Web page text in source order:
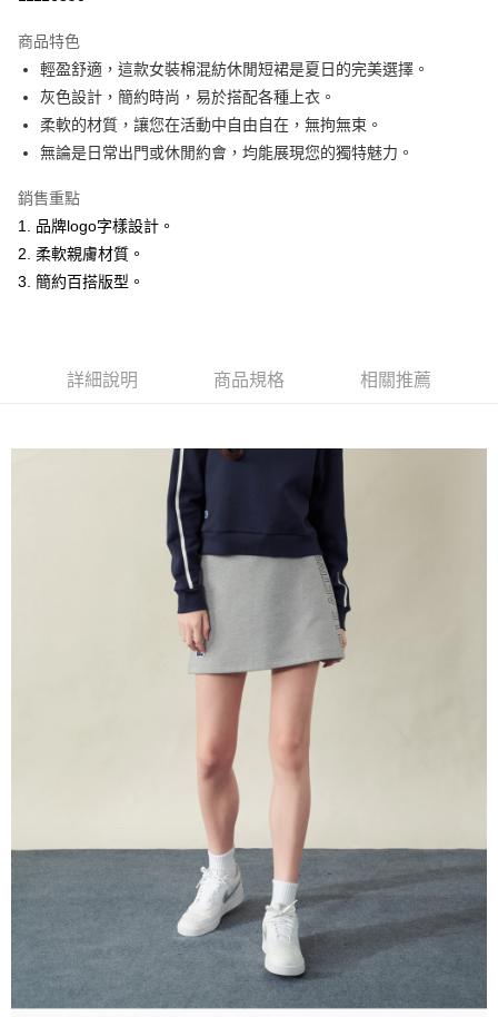
Apple Pay
悠遊付
ATM付款
運送方式
全家取貨付款
每筆NT$60，滿NT$1,500(含以上)免運費
萊爾富取貨付款
付款後萊爾富取貨
每筆NT$60，滿NT$1,500(含以上)免運費
每筆NT$60，滿NT$1,500(含以上)免運費
每筆NT$60，滿NT$1,500(含以上)免運費
每筆NT$90，滿NT$1,500(含以上)免運費
每筆NT$225，滿NT$1,500(含以上)免運費
商品特色
輕盈舒適，這款女裝棉混紡休閒短裙是夏日的完美選擇。
灰色設計，簡約時尚，易於搭配各種上衣。
柔軟的材質，讓您在活動中自由自在，無拘無束。
無論是日常出門或休閒約會，均能展現您的獨特魅力。
銷售重點
1. 品牌logo字樣設計。
2. 柔軟親膚材質。
3. 簡約百搭版型。
詳細說明 商品規格 相關推薦